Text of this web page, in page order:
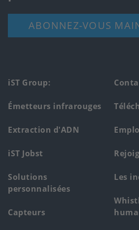
ABONNEZ-VOUS
Footer
main
menu
iST Group:
Émetteurs infrarouges
Extraction d'ADN
iST Jobst
Solutions
personnalisées
Capteurs
Les